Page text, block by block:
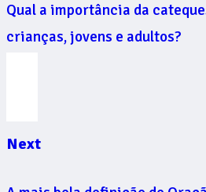
Qual a importância da
crianças, jovens e adultos?
Next